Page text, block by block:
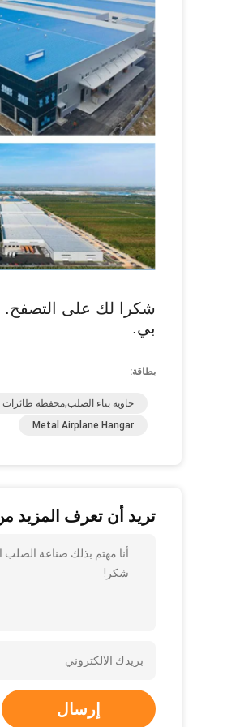
شكرا لك على التصفح.
بي.
بطاقة:
حاوية بناء الصلب,محفظة طائرات
Metal Airplane Hangar
تريد أن تعرف المزيد
أنا مهتم بذلك صناعة
شكر!
إرسال